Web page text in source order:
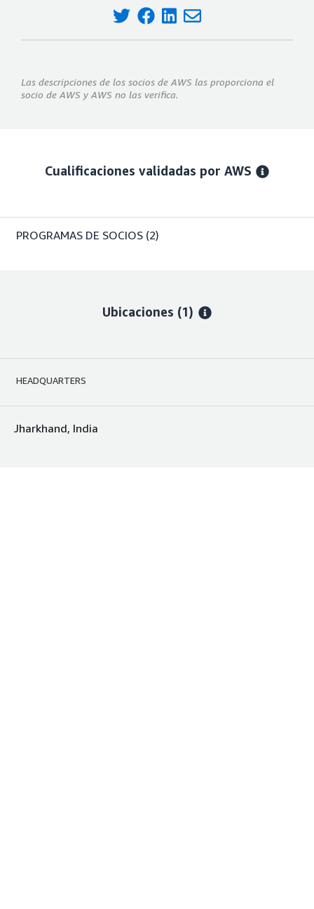
Las descripciones de los socios de AWS las proporciona el
socio de AWS y AWS no las verifica.
Cualificaciones validadas por AWS
PROGRAMAS DE SOCIOS (2)
Ubicaciones (1)
HEADQUARTERS
Jharkhand, India